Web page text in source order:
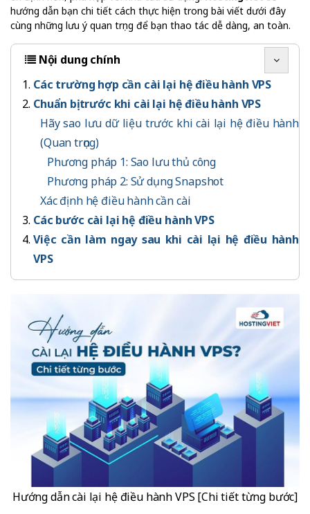
hướng dẫn bạn chi tiết cách thực hiện trong bài viết dưới đây
cùng những lưu ý quan trọng để bạn thao tác dễ dàng, an toàn.
Nội dung chính
Các trường hợp cần cài lại hệ điều hành VPS
Chuẩn bị trước khi cài lại hệ điều hành VPS
Hãy sao lưu dữ liệu trước khi cài lại hệ điều hành
(Quan trọng)
Phương pháp 1: Sao lưu thủ công
Phương pháp 2: Sử dụng Snapshot
Xác định hệ điều hành cần cài
Các bước cài lại hệ điều hành VPS
Việc cần làm ngay sau khi cài lại hệ điều hành
VPS
Hướng dẫn cài lại hệ điều hành VPS [Chi tiết từng bước]